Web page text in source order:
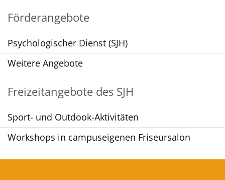
Förderangebote
Psychologischer Dienst (SJH)
Weitere Angebote
Freizeitangebote des SJH
Sport- und Outdook-Aktivitäten
Workshops in campuseigenen Friseursalon